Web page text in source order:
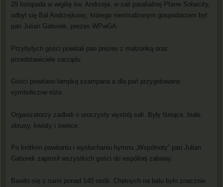
29 listopada w wigilię św. Andrzeja, w sali parafialnej Pfarre Solarcity,
odbył się Bal Andrzejkowy, którego niestrudzonym gospodarzem był
pan Julian Gaborek, prezes WPwGA.
Przybyłych gości powitali pan prezes z małżonką oraz
przedstawiciele zarządu.
Gości powitano lampką szampana a dla pań przygotowano
symboliczne róże.
Organizatorzy zadbali o uroczysty wystrój sali. Były lśniące, białe
obrusy, kwiaty i świece.
Po krótkim powitaniu i wysłuchaniu hymnu „Wspólnoty” pan Julian
Gaborek zaprosił wszystkich gości do wspólnej zabawy.
Bawiło się z nami ponad 140 osób. Chętnych na balu było znacznie